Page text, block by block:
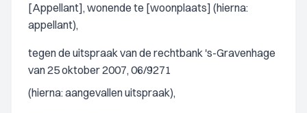
[Appellant], wonende te [woonplaats] (hierna:
appellant),
tegen de uitspraak van de rechtbank 's-Gravenhage
van 25 oktober 2007, 06/9271
(hierna: aangevallen uitspraak),